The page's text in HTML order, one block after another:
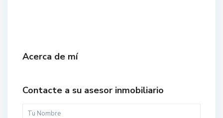
Acerca de mí
Contacte a su asesor inmobiliario